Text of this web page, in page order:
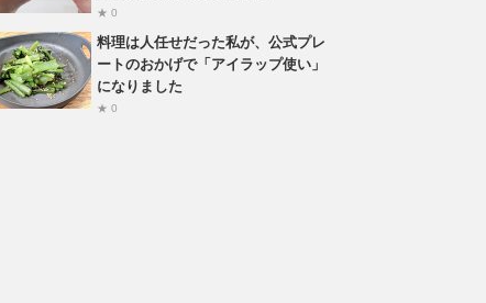
★ 0
料理は人任せだった私が、公式プレ
ートのおかげで「アイラップ使い」
になりました
★ 0